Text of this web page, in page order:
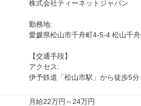
株式会社ティーネットジャパン
勤務地:
愛媛県松山市千舟町4-5-4 松山千
【交通手段】
アクセス:
伊予鉄道「松山市駅」から徒歩5分
月給22万円～24万円